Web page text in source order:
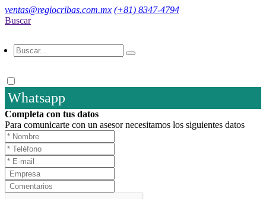
ventas@regiocribas.com.mx (+81) 8347-4794
Buscar
Whatsapp
Completa con tus datos
Para comunicarte con un asesor necesitamos los siguientes datos